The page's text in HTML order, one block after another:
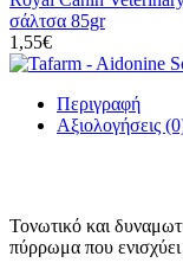
σάλτσα 85gr
1,55€
Περιγραφή
Αξιολογήσεις
Τονωτικό και
πύρρωμα που ενισχύει